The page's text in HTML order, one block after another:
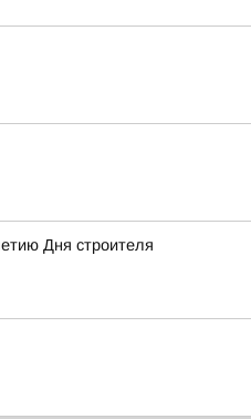
Дня строителя